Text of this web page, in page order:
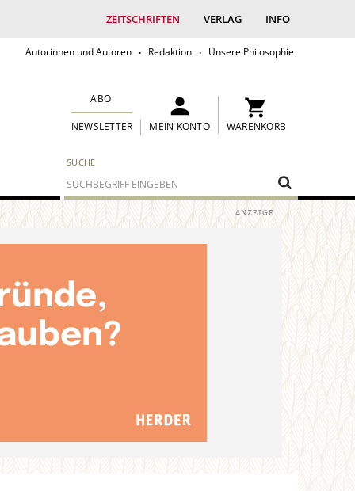
ZEITSCHRIFTEN VERLAG INFO
Autorinnen und Autoren Redaktion Unsere Philosophie
SUCHE
ABO
NEWSLETTER MEIN KONTO WARENKORB